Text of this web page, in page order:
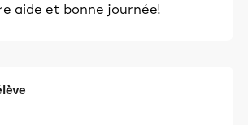
aide et bonne journée!